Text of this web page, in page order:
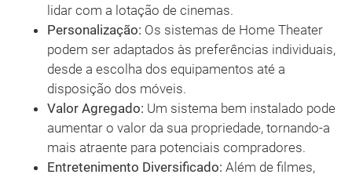
lidar com a lotação de cinemas.
Personalização: Os sistemas de Home Theater
podem ser adaptados às preferências individuais,
desde a escolha dos equipamentos até a
disposição dos móveis.
Valor Agregado: Um sistema bem instalado pode
aumentar o valor da sua propriedade, tornando-a
mais atraente para potenciais compradores.
Entretenimento Diversificado: Além de filmes,